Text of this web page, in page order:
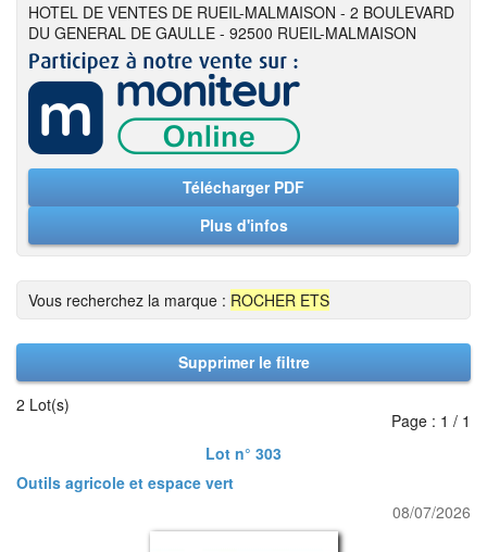
HOTEL DE VENTES DE RUEIL-MALMAISON - 2 BOULEVARD
DU GENERAL DE GAULLE - 92500 RUEIL-MALMAISON
Télécharger PDF
Plus d'infos
Vous recherchez la marque : ROCHER ETS
Supprimer le filtre
2 Lot(s)
Page : 1 / 1
Lot n° 303
Outils agricole et espace vert
08/07/2026